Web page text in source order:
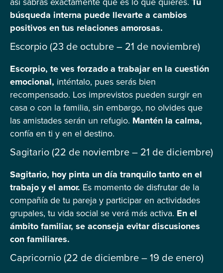
búsqueda interna puede llevarte a cambios
positivos en tus relaciones amorosas.
Escorpio (23 de octubre – 21 de noviembre)
Escorpio, te ves forzado a trabajar en la cuestión
emocional, inténtalo, pues serás bien
recompensado. Los imprevistos pueden surgir en
casa o con la familia, sin embargo, no olvides que
las amistades serán un refugio. Mantén la calma,
confía en ti y en el destino.
Sagitario (22 de noviembre – 21 de diciembre)
Sagitario, hoy pinta un día tranquilo tanto en el
trabajo y el amor. Es momento de disfrutar de la
compañía de tu pareja y participar en actividades
grupales, tu vida social se verá más activa. En el
ámbito familiar, se aconseja evitar discusiones
con familiares.
Capricornio (22 de diciembre – 19 de enero)